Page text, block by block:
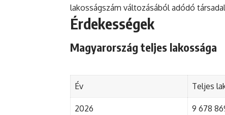
lakosságszám változásából adódó
Érdekességek
Magyarország teljes lakossága
Év Teljes
2026 9 678